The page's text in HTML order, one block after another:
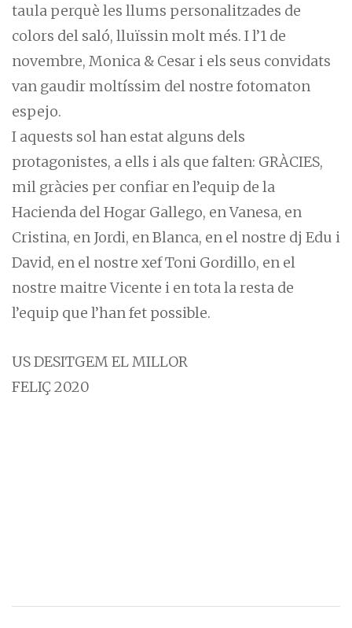
taula perquè les llums personalitzades de
colors del saló, lluïssin molt més. I l’1 de
novembre, Monica & Cesar i els seus convidats
van gaudir moltíssim del nostre fotomaton
espejo.
I aquests sol han estat alguns dels
protagonistes, a ells i als que falten: GRÀCIES,
mil gràcies per confiar en l’equip de la
Hacienda del Hogar Gallego, en Vanesa, en
Cristina, en Jordi, en Blanca, en el nostre dj Edu i
David, en el nostre xef Toni Gordillo, en el
nostre maitre Vicente i en tota la resta de
l’equip que l’han fet possible.
US DESITGEM EL MILLOR
FELIÇ 2020